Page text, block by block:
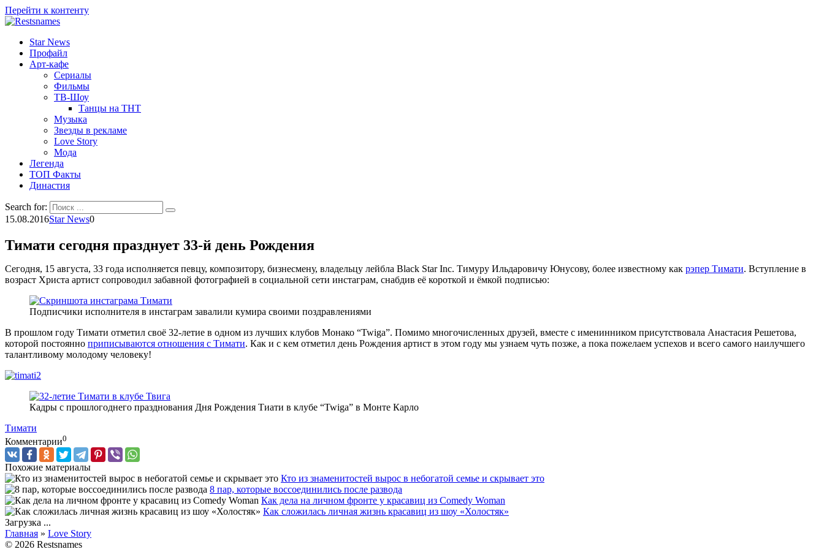
Перейти к контенту
Star News
Профайл
Арт-кафе
Сериалы
Фильмы
ТВ-Шоу
Танцы на ТНТ
Музыка
Звезды в рекламе
Love Story
Мода
Легенда
ТОП Факты
Династия
Search for:
15.08.2016Star News0
Тимати сегодня празднует 33-й день Рождения
Сегодня, 15 августа, 33 года исполняется певцу, композитору, бизнесмену, владельцу лейбла Black Star Inc. Тимуру Ильдаровичу Юнусову, более известному как рэпер Тимати. Вступление в
возраст Христа артист сопроводил забавной фотографией в социальной сети инстаграм, снабдив её короткой и ёмкой подписью:
Подписчики исполнителя в инстаграм завалили кумира своими поздравлениями
В прошлом году Тимати отметил своё 32-летие в одном из лучших клубов Монако “Twiga”. Помимо многочисленных друзей, вместе с именинником присутствовала Анастасия Решетова,
которой постоянно приписываются отношения с Тимати. Как и с кем отметил день Рождения артист в этом году мы узнаем чуть позже, а пока пожелаем успехов и всего самого наилучшего
талантливому молодому человеку!
Кадры с прошлогоднего празднования Дня Рождения Тиати в клубе “Twiga” в Монте Карло
Тимати
Комментарии0
Похожие материалы
Кто из знаменитостей вырос в небогатой семье и скрывает это
8 пар, которые воссоединились после развода
Как дела на личном фронте у красавиц из Comedy Woman
Как сложилась личная жизнь красавиц из шоу «Холостяк»
Загрузка ...
Главная » Love Story
© 2026 Restsnames